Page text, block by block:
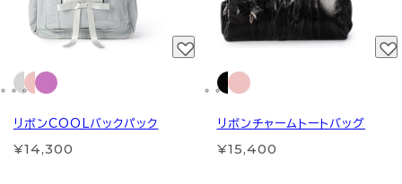
リボンCOOLバックパック
¥14,300
リボンチャームトートバッグ
¥15,400